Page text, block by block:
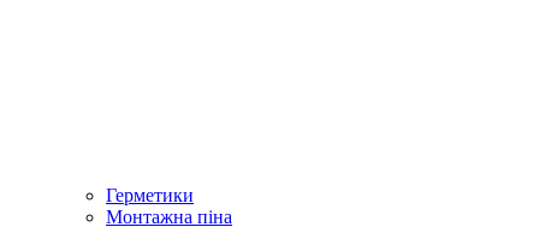
Герметики
Монтажна піна